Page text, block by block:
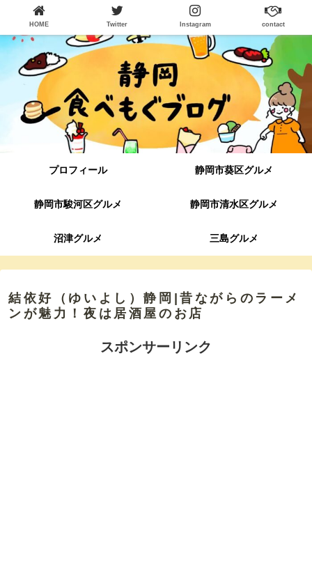
プロフィール 静岡市葵区グルメ
静岡市駿河区グルメ 静岡市清水区グルメ
沼津グルメ 三島グルメ
結依好（ゆいよし）静岡|昔ながらのラーメ
ンが魅力！夜は居酒屋のお店
スポンサーリンク
HOME Twitter Instagram contact